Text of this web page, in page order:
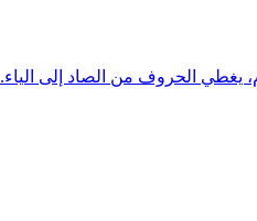
يغطي الحروف من الصاد إلى الياء.